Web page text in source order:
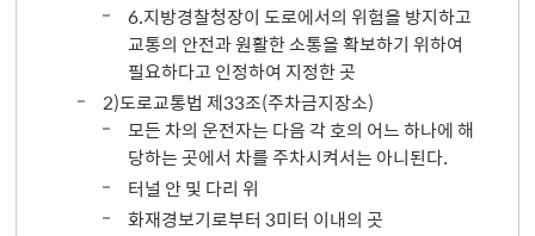
6.지방경찰청장이 도로에서의 위험을 방지하고
교통의 안전과 원활한 소통을 확보하기 위하여
필요하다고 인정하여 지정한 곳
2)도로교통법 제33조(주차금지장소)
모든 차의 운전자는 다음 각 호의 어느 하나에 해
당하는 곳에서 차를 주차시켜서는 아니된다.
터널 안 및 다리 위
화재경보기로부터 3미터 이내의 곳